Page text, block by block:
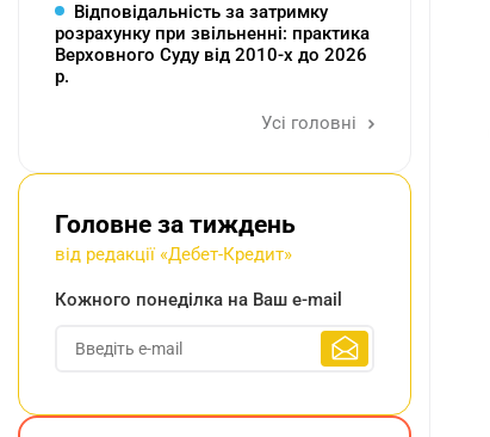
Відповідальність за затримку
розрахунку при звільненні: практика
Верховного Суду від 2010-х до 2026
р.
Усі головні
Головне за тиждень
від редакції «Дебет-Кредит»
Кожного понеділка на Ваш e-mail